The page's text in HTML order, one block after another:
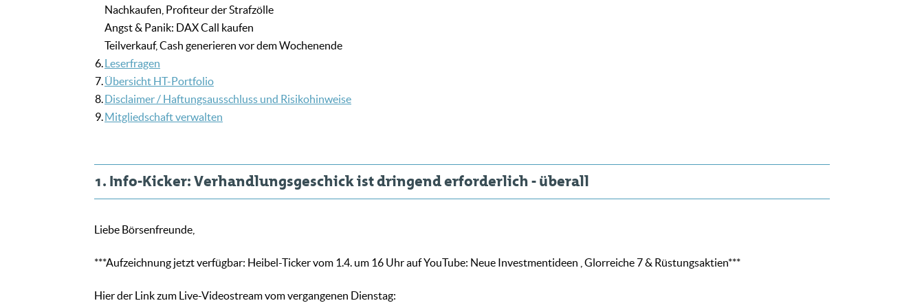
Nachkaufen, Profiteur der Strafzölle
Angst & Panik: DAX Call kaufen
Teilverkauf, Cash generieren vor dem Wochenende
6.Leserfragen
7.Übersicht HT-Portfolio
8.Disclaimer / Haftungsausschluss und Risikohinweise
9.Mitgliedschaft verwalten
1. Info-Kicker: Verhandlungsgeschick ist dringend erforderlich - überall
Liebe Börsenfreunde,
***Aufzeichnung jetzt verfügbar: Heibel-Ticker vom 1.4. um 16 Uhr auf YouTube: Neue Investmentideen , Glorreiche 7 & Rüstungsaktien***
Hier der Link zum Live-Videostream vom vergangenen Dienstag: